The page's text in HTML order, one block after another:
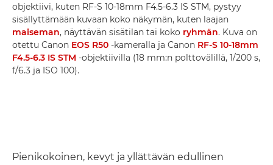
objektiivi, kuten RF-S 10-18mm F4.5-6.3 IS STM, pystyy
sisällyttämään kuvaan koko näkymän, kuten laajan
maiseman, näyttävän sisätilan tai koko ryhmän. Kuva on
otettu Canon EOS R50 -kameralla ja Canon RF-S 10-18mm
F4.5-6.3 IS STM -objektiivilla (18 mm:n polttovälillä, 1/200 s,
f/6.3 ja ISO 100).
Pienikokoinen, kevyt ja yllättävän edullinen